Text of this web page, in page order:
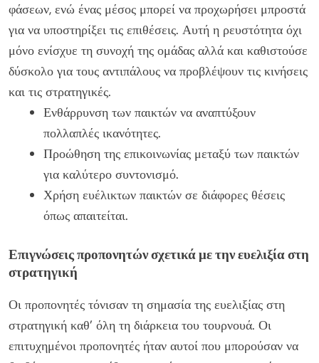
φάσεων, ενώ ένας μέσος μπορεί να προχωρήσει μπροστά
για να υποστηρίξει τις επιθέσεις. Αυτή η ρευστότητα όχι
μόνο ενίσχυε τη συνοχή της ομάδας αλλά και καθιστούσε
δύσκολο για τους αντιπάλους να προβλέψουν τις κινήσεις
και τις στρατηγικές.
Ενθάρρυνση των παικτών να αναπτύξουν
πολλαπλές ικανότητες.
Προώθηση της επικοινωνίας μεταξύ των παικτών
για καλύτερο συντονισμό.
Χρήση ευέλικτων παικτών σε διάφορες θέσεις
όπως απαιτείται.
Επιγνώσεις προπονητών σχετικά με την ευελιξία στη
στρατηγική
Οι προπονητές τόνισαν τη σημασία της ευελιξίας στη
στρατηγική καθ’ όλη τη διάρκεια του τουρνουά. Οι
επιτυχημένοι προπονητές ήταν αυτοί που μπορούσαν να